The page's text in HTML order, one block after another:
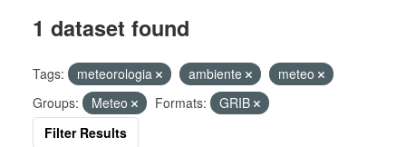
1 dataset found
Tags: meteorologia ambiente
meteo
Groups:
Meteo Formats:
GRIB
Filter Results